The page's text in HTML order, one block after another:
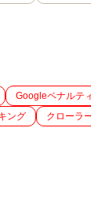
Googleペナルテ
ング クローラ